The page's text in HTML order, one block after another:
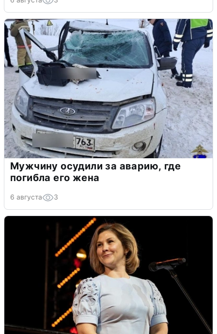
Мужчину осудили за аварию, где
погибла его жена
6 августа 3